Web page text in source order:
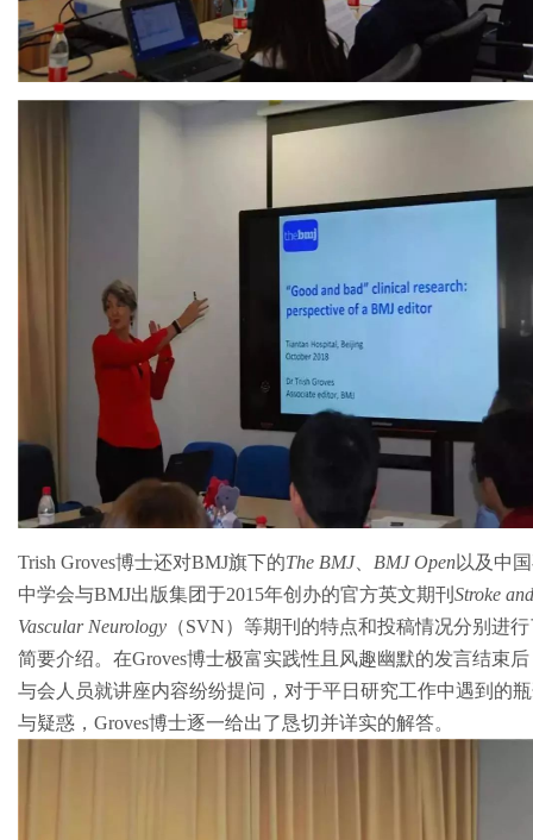
Trish Groves博士还对BMJ旗下的The BMJ、 BMJ Open以及中
中学会与BMJ出版集团于2015年创办的官方英文期刊 Stroke and
Vascular Neurology （SVN）等期刊的特点和投稿情况分别进
简要介绍。在Groves博士极富实践性且风趣幽默的发言结束后
与会人员就讲座内容纷纷提问，对于平日研究工作中遇到的
与疑惑，Groves博士逐一给出了恳切并详实的解答。